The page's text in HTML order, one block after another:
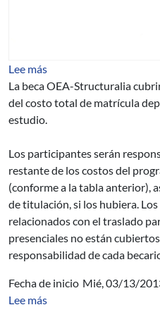
Lee más
La beca OEA-Structuralia
del costo total de matrícula
estudio.
Los participantes serán
restante de los costos del
(conforme a la tabla anterior),
de titulación, si los hubiera.
relacionados con el traslado
presenciales no están
responsabilidad de cada
Fecha de inicio Mié, 03/13/
Lee más